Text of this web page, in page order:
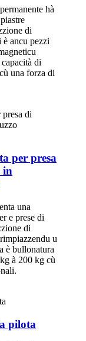
hà
di
ancu pezzi
di
una forza di
per presa
in
una
e prese di
di
u
è bullonatura
à 200 kg cù
pilota